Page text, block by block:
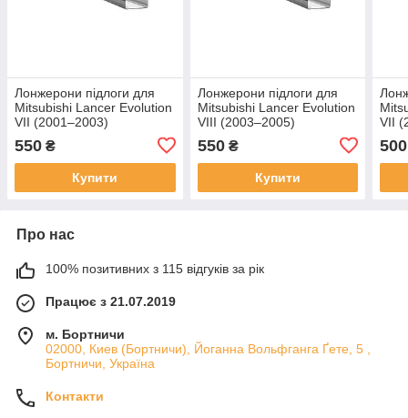
Лонжерони підлоги для
Mitsubishi Lancer Evolution
VII (2001–2003)
550 ₴
Купити
Лонжерони підлоги для
Mitsubishi Lancer Evolution
VIII (2003–2005)
550₴
Купити
VII
500
Про нас
100% позитивних з 115 відгуків за рік
Працює з 21.07.2019
м. Бортничи
02000, Киев (Бортничи), Йоганна Вольфганга Ґете, 5 ,
Бортничи, Україна
Контакти